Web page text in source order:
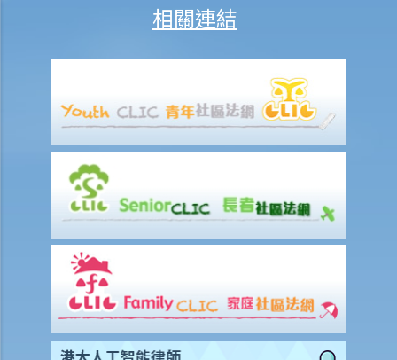
全措施，我可否進一步提出申索？
受保人已失蹤了數年，其保單受益人可否向保險公司索取死亡賠償？
在處理索償時，保險公司會否接受中醫發出的醫療報告 / 醫生紙？
如果我的保單已經失效，但我重新繳交保費以嘗試令保單「復效」。我
可否在這段期間向保險公司索償？
我為同一項目（如住院或家居意外）購買了數份保險。我可否從所有保
單索取全數保額，或只可索取實際開支或損失？人壽保險的死亡賠償會
否有不同規定？
在處理索償時，保險公司會否接受中醫發出的醫療報告 / 醫生紙？
我為同一項目（如住院或家居意外）購買了數份保險。我可否從所有保
相關連結